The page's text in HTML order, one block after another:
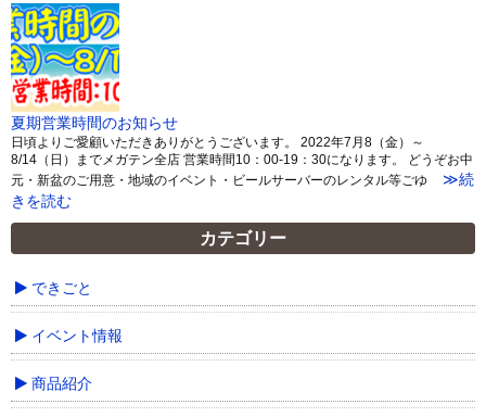
夏期営業時間のお知らせ
日頃よりご愛顧いただきありがとうございます。 2022年7月8（金）～
8/14（日）までメガテン全店 営業時間10：00-19：30になります。 どうぞお中
元・新盆のご用意・地域のイベント・ビールサーバーのレンタル等ごゆ
≫続
きを読む
カテゴリー
できごと
イベント情報
商品紹介